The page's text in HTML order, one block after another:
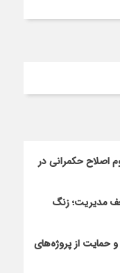
اصلاح حکمرانی در
مدیریت؛ زنگ
حمایت از پروژه‌های